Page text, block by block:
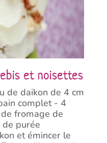
et noisettes
de daikon de 4 cm
complet - 4
fromage de
purée
et émincer le